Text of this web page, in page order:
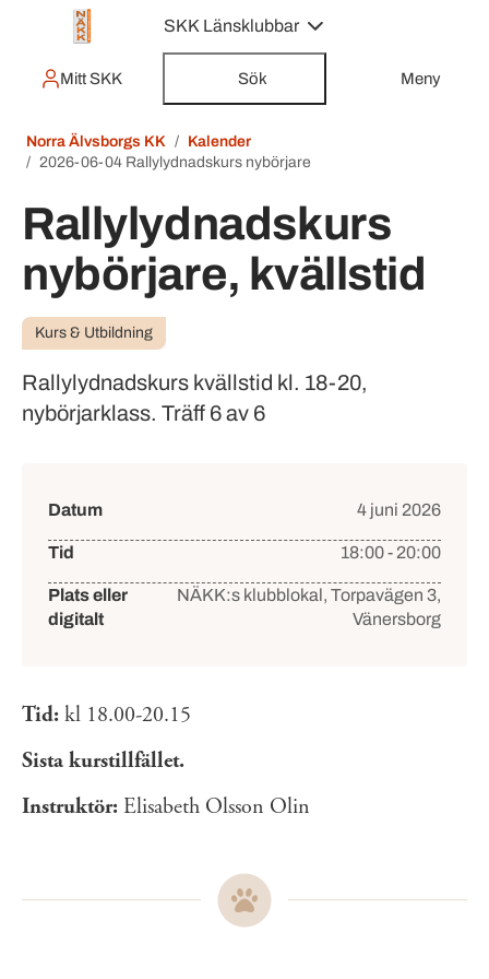
SKK Länsklubbar
Mitt SKK Sök Meny
Norra Älvsborgs KK
Kalender
2026-06-04 Rallylydnadskurs nybörjare
Rallylydnadskurs
nybörjare, kvällstid
Kurs & Utbildning
Rallylydnadskurs kvällstid kl. 18-20,
nybörjarklass. Träff 6 av 6
Datum 4 juni 2026
Tid 18:00 - 20:00
Plats eller
digitalt
NÄKK:s klubblokal, Torpavägen 3,
Vänersborg
Tid: kl 18.00-20.15
Sista kurstillfället.
Instruktör: Elisabeth Olsson Olin